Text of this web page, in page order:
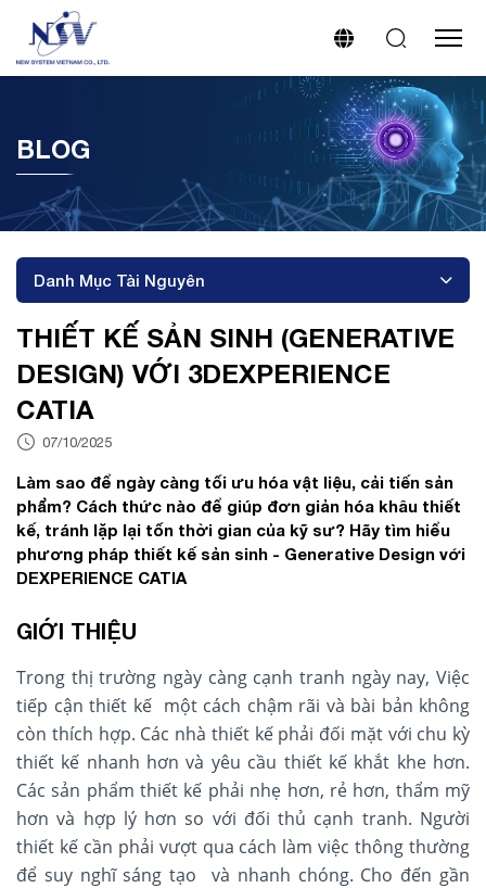
BLOG
Danh Mục Tài Nguyên
THIẾT KẾ SẢN SINH (GENERATIVE
DESIGN) VỚI 3DEXPERIENCE
CATIA
07/10/2025
Làm sao để ngày càng tối ưu hóa vật liệu, cải tiến sản
phẩm? Cách thức nào để giúp đơn giản hóa khâu thiết
kế, tránh lặp lại tốn thời gian của kỹ sư? Hãy tìm hiểu
phương pháp thiết kế sản sinh - Generative Design với
DEXPERIENCE CATIA
GIỚI THIỆU
Trong thị trường ngày càng cạnh tranh ngày nay, Việc
tiếp cận thiết kế một cách chậm rãi và bài bản không
còn thích hợp. Các nhà thiết kế phải đối mặt với chu kỳ
thiết kế nhanh hơn và yêu cầu thiết kế khắt khe hơn.
Các sản phẩm thiết kế phải nhẹ hơn, rẻ hơn, thẩm mỹ
hơn và hợp lý hơn so với đối thủ cạnh tranh. Người
thiết kế cần phải vượt qua cách làm việc thông thường
để suy nghĩ sáng tạo và nhanh chóng. Cho đến gần